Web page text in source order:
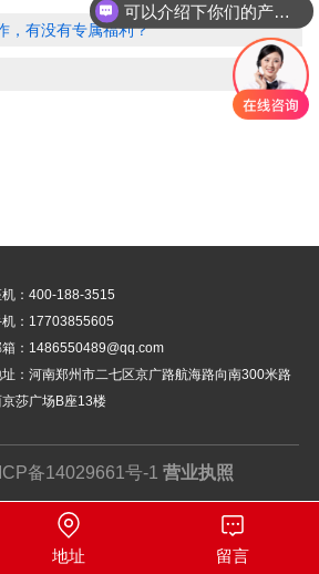
，有没有专属福利？
机：400-188-3515
机：17703855605
箱：1486550489@qq.com
：河南郑州市二七区京广路航海路向南300米路
莎广场B座13楼
备14029661号-1 营业执照
地址 留言
可以介绍下你们的产品么？